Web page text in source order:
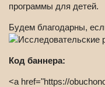
программы для детей.
Будем благодарны,
Код баннера:
<a href="https://